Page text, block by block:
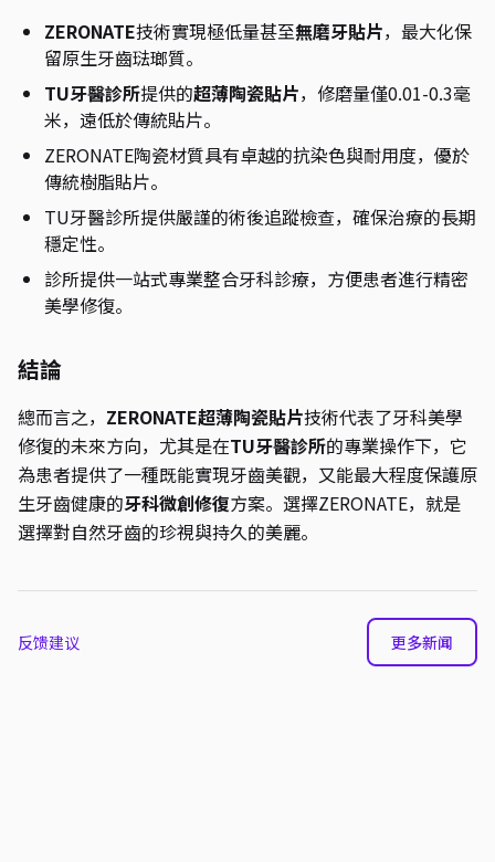
ZERONATE技術實現極低量甚至無磨牙貼片，最大化保
留原生牙齒琺瑯質。
TU牙醫診所提供的超薄陶瓷貼片，修磨量僅0.01-0.3毫
米，遠低於傳統貼片。
ZERONATE陶瓷材質具有卓越的抗染色與耐用度，優於
傳統樹脂貼片。
TU牙醫診所提供嚴謹的術後追蹤檢查，確保治療的長期
穩定性。
診所提供一站式專業整合牙科診療，方便患者進行精密
美學修復。
結論
總而言之， ZERONATE超薄陶瓷貼片技術代表了牙科美學
修復的未來方向，尤其是在TU牙醫診所的專業操作下，它
為患者提供了一種既能實現牙齒美觀，又能最大程度保護原
生牙齒健康的牙科微創修復方案。選擇ZERONATE，就是
選擇對自然牙齒的珍視與持久的美麗。
反馈建议 更多新闻